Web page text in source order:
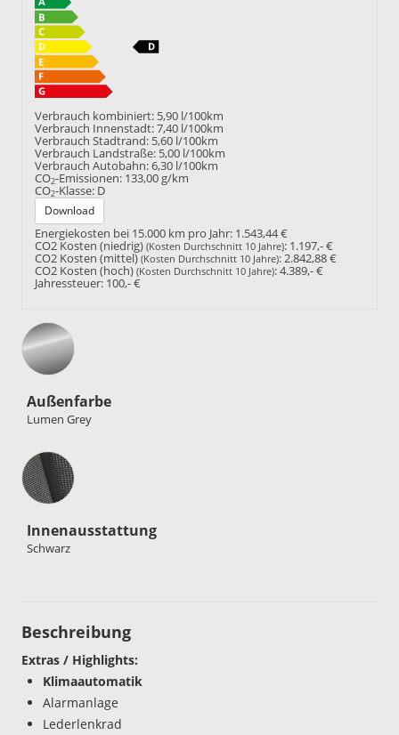
Verbrauch kombiniert: 5,90 l/100km
Verbrauch Innenstadt:7,40 l/100km
Verbrauch Stadtrand: 5,60 l/100km
Verbrauch Landstraße: 5,00 l/100km
Verbrauch Autobahn:6,30 l/100km
CO2-Emissionen: 133,00 g/km
CO2-Klasse: D
Download
Energiekosten bei 15.000 km pro Jahr: 1.543,44 €
CO2 Kosten (niedrig) (Kosten Durchschnitt 10 Jahre): 1.197,- €
CO2 Kosten (mittel) (Kosten Durchschnitt 10 Jahre):2.842,88 €
CO2 Kosten (hoch) (Kosten Durchschnitt 10 Jahre):4.389,- €
Jahressteuer: 100,- €
Außenfarbe
Lumen Grey
Innenausstattung
Innenausstattung
Schwarz
Beschreibung
Extras / Highlights:
Klimaautomatik
Alarmanlage
Lederlenkrad